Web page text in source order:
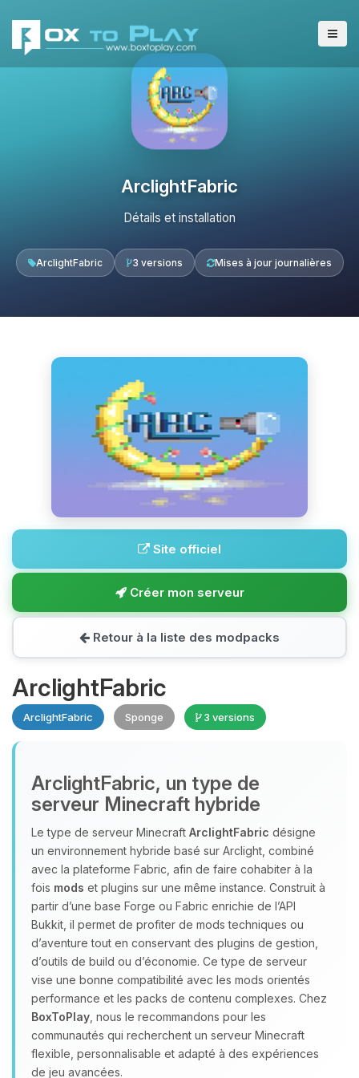
ArclightFabric
Détails et installation
ArclightFabric 3 versions Mises à jour journalières
Site officiel
Créer mon serveur
Retour à la liste des modpacks
ArclightFabric
ArclightFabric Sponge 3 versions
ArclightFabric, un type de
serveur Minecraft hybride
Le type de serveur Minecraft ArclightFabric désigne
un environnement hybride basé sur Arclight, combiné
avec la plateforme Fabric, afin de faire cohabiter à la
fois mods et plugins sur une même instance. Construit à
partir d’une base Forge ou Fabric enrichie de l’API
Bukkit, il permet de profiter de mods techniques ou
d’aventure tout en conservant des plugins de gestion,
d’outils de build ou d’économie. Ce type de serveur
vise une bonne compatibilité avec les mods orientés
performance et les packs de contenu complexes. Chez
BoxToPlay , nous le recommandons pour les
communautés qui recherchent un serveur Minecraft
flexible, personnalisable et adapté à des expériences
de jeu avancées.
Youpi, enfin quelqu’un pour me
parler ! Moi c’est Choupy, ton petit
assistant BoxToPlay. Dis-moi ce dont
tu as besoin et je vais remuer mes
petits circuits pour t’aider.
07/08/2026 à 14:50